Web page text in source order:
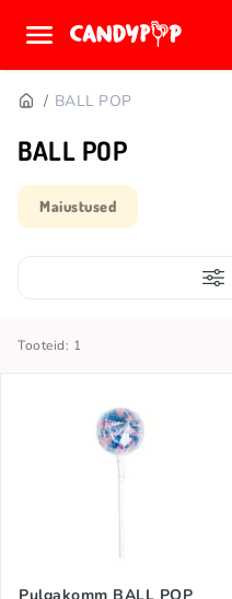
BALL POP
BALL POP
Maiustused
Tooteid: 1